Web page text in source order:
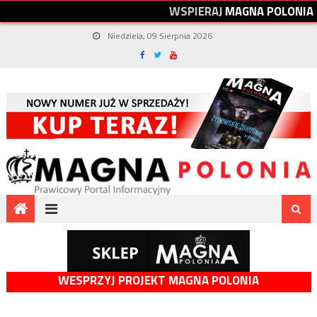
WSPIERAJMAGNAPOLONIA
Niedziela, 09 Sierpnia 2026
WESPRZYJ PROJEKT MAGNA POLONIA